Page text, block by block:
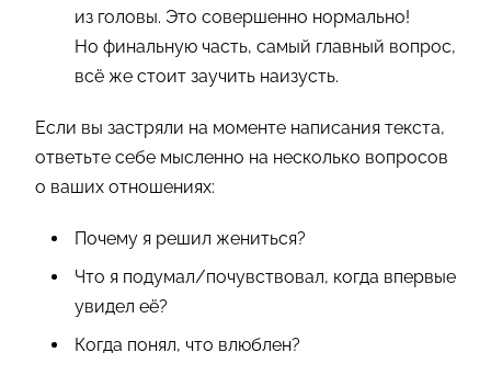
из головы. Это совершенно нормально!
Но финальную часть, самый главный вопрос,
всё же стоит заучить наизусть.
Если вы застряли на моменте написания текста,
ответьте себе мысленно на несколько вопросов
о ваших отношениях:
Почему я решил жениться?
Что я подумал/почувствовал, когда впервые
увидел её?
Когда понял, что влюблен?